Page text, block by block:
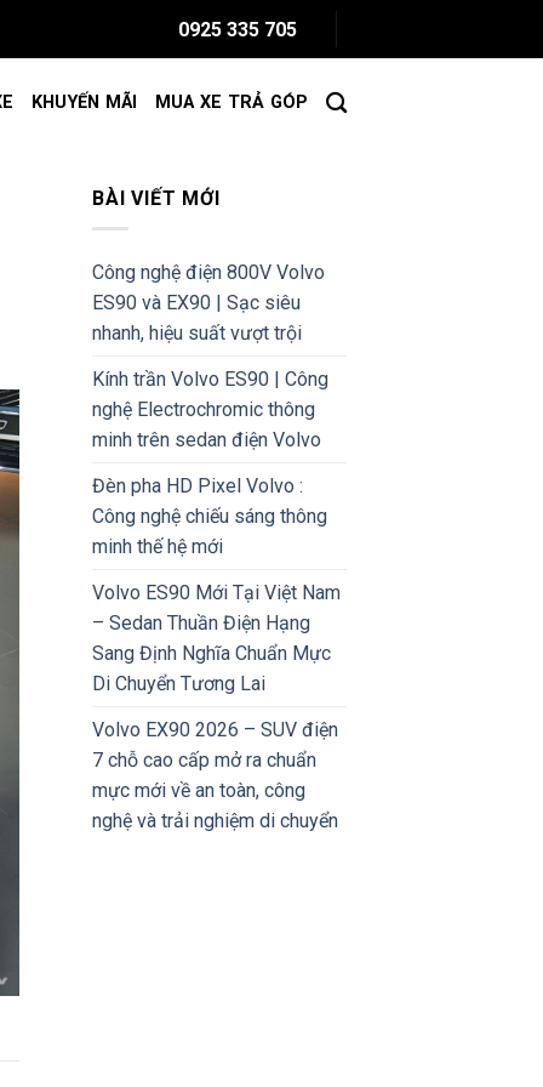
0925 335 705
KHUYẾN MÃI MUA XE TRẢ GÓP
BÀI VIẾT MỚI
Công nghệ điện 800V Volvo
ES90 và EX90 | Sạc siêu
nhanh, hiệu suất vượt trội
Kính trần Volvo ES90 | Công
nghệ Electrochromic thông
minh trên sedan điện Volvo
Đèn pha HD Pixel Volvo :
Công nghệ chiếu sáng thông
minh thế hệ mới
Volvo ES90 Mới Tại Việt Nam
– Sedan Thuần Điện Hạng
Sang Định Nghĩa Chuẩn Mực
Di Chuyển Tương Lai
Volvo EX90 2026 – SUV điện
7 chỗ cao cấp mở ra chuẩn
mực mới về an toàn, công
nghệ và trải nghiệm di chuyển